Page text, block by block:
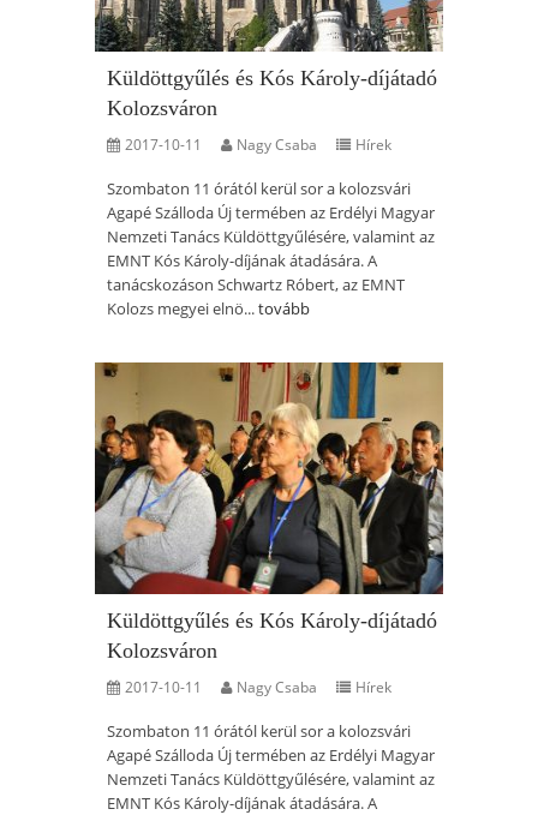
Küldöttgyűlés és Kós Károly-díjátadó
Kolozsváron
2017-10-11 Nagy Csaba Hírek
Szombaton 11 órától kerül sor a kolozsvári
Agapé Szálloda Új termében az Erdélyi Magyar
Nemzeti Tanács Küldöttgyűlésére, valamint az
EMNT Kós Károly-díjának átadására. A
tanácskozáson Schwartz Róbert, az EMNT
Kolozs megyei elnö...tovább
Küldöttgyűlés és Kós Károly-díjátadó
Kolozsváron
2017-10-11 Nagy Csaba Hírek
Szombaton 11 órától kerül sor a kolozsvári
Agapé Szálloda Új termében az Erdélyi Magyar
Nemzeti Tanács Küldöttgyűlésére, valamint az
EMNT Kós Károly-díjának átadására. A